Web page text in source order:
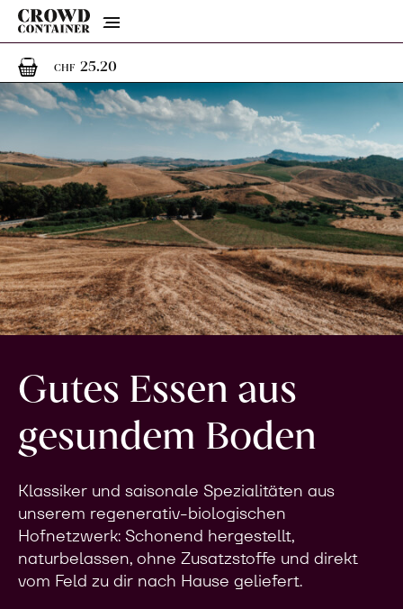
Menu
CHF 25.201 Artikel im Warenkorb
Gutes Essen aus
gesundem Boden
Klassiker und saisonale Spezialitäten aus
unserem regenerativ-biologischen
Hofnetzwerk: Schonend hergestellt,
naturbelassen, ohne Zusatzstoffe und direkt
vom Feld zu dir nach Hause geliefert.